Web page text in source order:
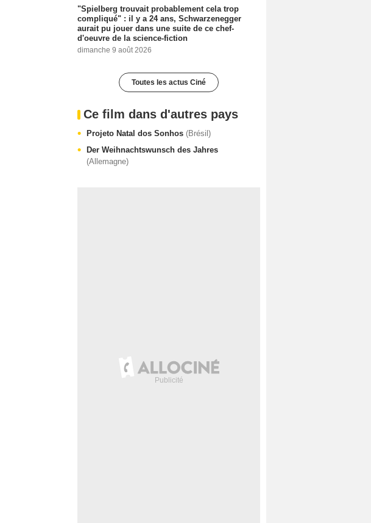
"Spielberg trouvait probablement cela trop
compliqué" : il y a 24 ans, Schwarzenegger
aurait pu jouer dans une suite de ce chef-
d'oeuvre de la science-fiction
dimanche 9 août 2026
Toutes les actus Ciné
Ce film dans d'autres pays
Projeto Natal dos Sonhos (Brésil)
Der Weihnachtswunsch des Jahres
(Allemagne)